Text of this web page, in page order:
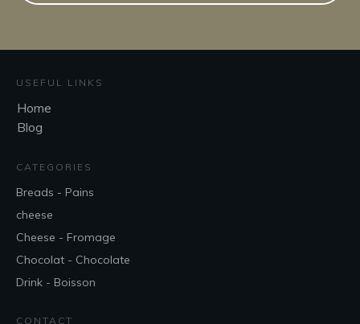
USEFUL LINKS
Home
Blog
CATEGORIES
Breads - Pains
cheese
Cheese - Fromage
Chocolat - Chocolate
Drink - Boisson
CONTACT